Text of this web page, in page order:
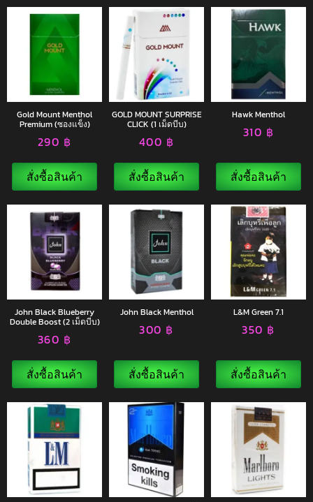
Gold Mount Menthol
Premium (ซองแข็ง)
290 ฿
สั่งซื้อสินค้า
GOLD MOUNT SURPRISE
CLICK (1 เม็ดบีบ)
400 ฿
สั่งซื้อสินค้า
Hawk Menthol
310 ฿
สั่งซื้อสินค้า
John Black Blueberry
Double Boost (2 เม็ดบีบ)
360 ฿
สั่งซื้อสินค้า
John Black Menthol
300 ฿
สั่งซื้อสินค้า
L&M Green 7.1
350 ฿
สั่งซื้อสินค้า